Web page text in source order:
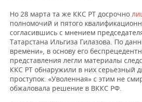
Но 28 марта та же ККС РТ досрочно
полномочий и пятого
согласившись с мнением
Татарстана Ильгиза Гилазова. По
времени», в основу его
представления легли материалы
ККС РТ обнаружили в них серьезный
проступок. «Уволенная» с этим не
обжаловала решение в ВККС РФ.